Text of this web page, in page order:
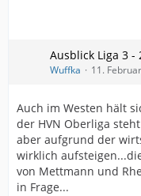
Ausblick Liga 3 -
Wuffka 11.
Auch im Westen hält
der HVN Oberliga
aber aufgrund der
wirklich
von Mettmann und
in Frage...